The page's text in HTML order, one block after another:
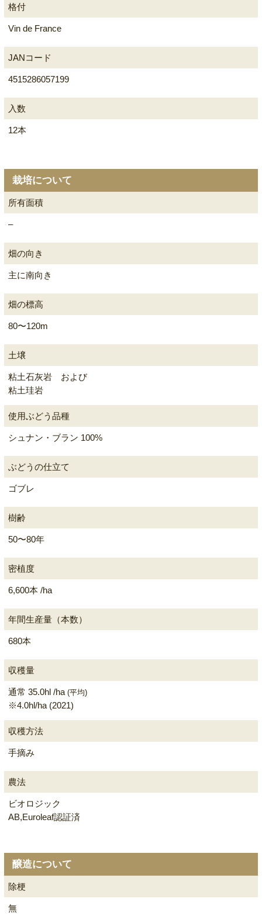
格付
Vin de France
JANコード
4515286057199
入数
12本
栽培について
所有面積
–
畑の向き
主に南向き
畑の標高
80〜120m
土壌
粘土石灰岩 および
粘土珪岩
使用ぶどう品種
シュナン・ブラン 100%
ぶどうの仕立て
ゴブレ
樹齢
50〜80年
密植度
6,600本 /ha
年間生産量（本数）
680本
収穫量
通常 35.0hl /ha(平均)
※4.0hl/ha (2021)
収穫方法
手摘み
農法
ビオロジック
AB,Euroleaf認証済
醸造について
除梗
無